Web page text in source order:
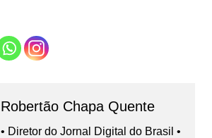
Robertão Chapa Quente
• Diretor do Jornal Digital do Brasil •